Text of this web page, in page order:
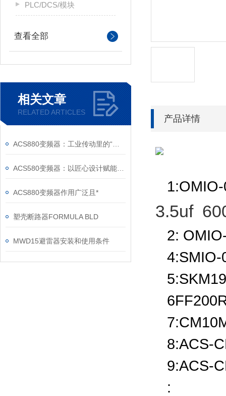
PLC/DCS/模块
查看全部
相关文章
RELATED ARTICLES
ACS880变频器作用广泛且*
塑壳断路器FORMULA BLD
MWD15避雷器安装和使用条件
产品详情
1:OMIO-
3.5uf
2:
4:SMIO-
8:ACS-
9:ACS-
: